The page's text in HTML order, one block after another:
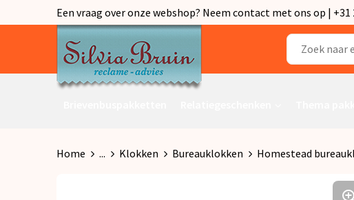
Een vraag over onze webshop? Neem contact met ons op |
Home ... Klokken Bureauklokken Homestead